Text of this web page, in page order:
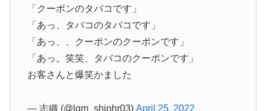
「クーポンのタバコです」
「あっ、タバコのタバコです」
「あっ、、クーポンのクーポンです」
「あっ。笑笑、タバコのクーポンです」
お客さんと爆笑かました
— 志織 (@lgm_shiohr03) April 25, 2022